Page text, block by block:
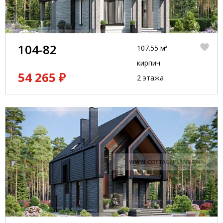
104-82
54 265 ₽
107.55 м²
кирпич
2 этажа